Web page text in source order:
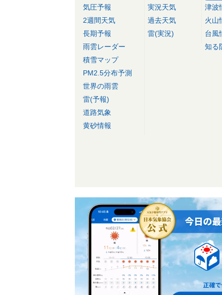
気圧予報
2週間天気
長期予報
雨雲レーダー
積雪マップ
PM2.5分布予測
世界の雨雲
雷(予報)
道路気象
黄砂情報
実況天気
過去天気
雷(実況)
津波
火山
台風
知る